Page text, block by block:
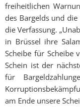
freiheitlichen
des Bargelds und
die Verfassung.
in Brüssel ihre
Scheibe für Scheibe
Schein ist der
für
am Ende unsere